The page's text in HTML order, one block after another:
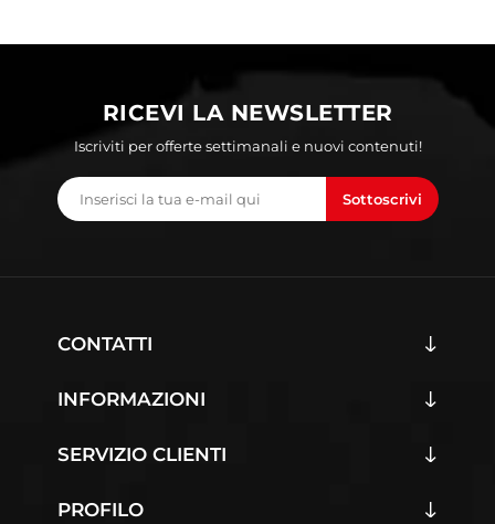
RICEVI LA NEWSLETTER
Iscriviti per offerte settimanali e nuovi contenuti!
Sottoscrivi
CONTATTI
INFORMAZIONI
SERVIZIO CLIENTI
PROFILO